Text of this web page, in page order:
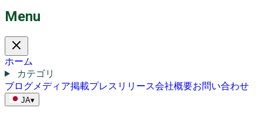
Menu
ホーム
カテゴリ
ブログメディア掲載プレスリリース会社概要お問い合わせ
JA▾